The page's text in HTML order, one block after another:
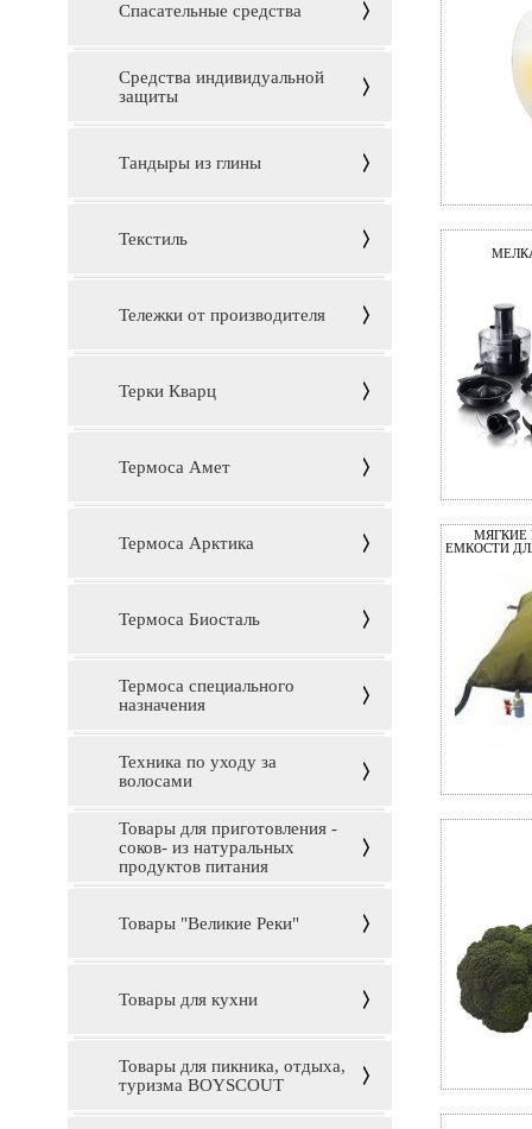
Спасательные средства
Средства индивидуальной
защиты
Тандыры из глины
Текстиль
Тележки от производителя
Терки Кварц
Термоса Амет
Термоса Арктика
Термоса Биосталь
Термоса специального
назначения
Техника по уходу за
волосами
Товары для приготовления -
соков- из натуральных
продуктов питания
Товары "Великие Реки"
Товары для кухни
Товары для пикника, отдыха,
туризма BOYSCOUT
МЯГКИЕ
ЕМКОСТИ